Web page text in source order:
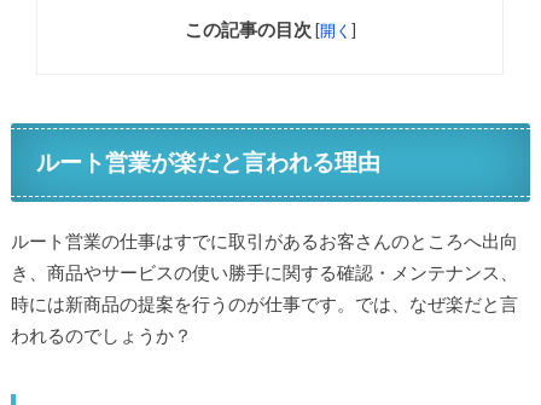
この記事の目次 [開く ]
ルート営業が楽だと言われる理由
ルート営業の仕事はすでに取引があるお客さんのところへ出向
き、商品やサービスの使い勝手に関する確認・メンテナンス、
時には新商品の提案を行うのが仕事です。では、なぜ楽だと言
われるのでしょうか？